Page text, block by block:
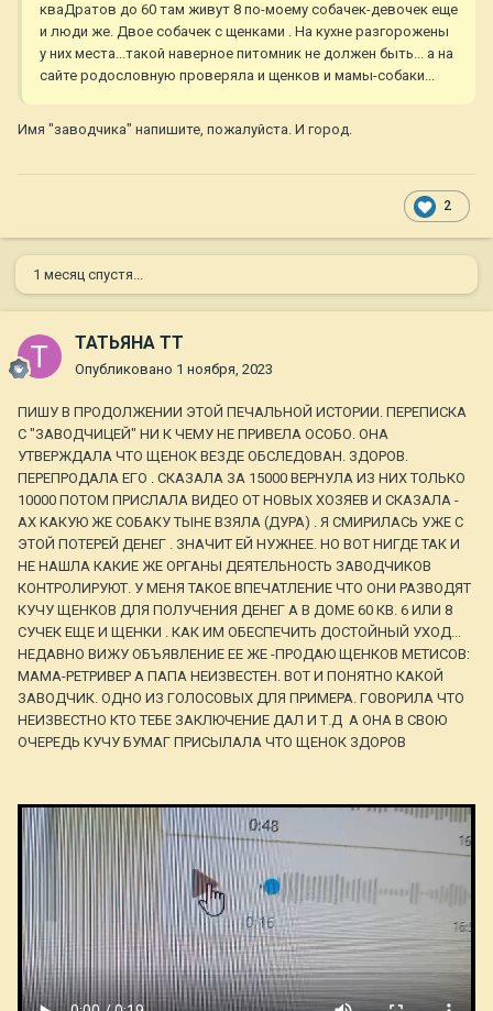
кваДратов до 60 там живут 8 по-моему собачек-девочек еще
и люди же. Двое собачек с щенками . На кухне разгорожены
у них места...такой наверное питомник не должен быть... а на
сайте родословную проверяла и щенков и мамы-собаки...
Имя "заводчика" напишите, пожалуйста. И город.
2
1 месяц спустя...
ТАТЬЯНА ТТ
Опубликовано 1 ноября, 2023
ПИШУ В ПРОДОЛЖЕНИИ ЭТОЙ ПЕЧАЛЬНОЙ ИСТОРИИ. ПЕРЕПИСКА
С "ЗАВОДЧИЦЕЙ" НИ К ЧЕМУ НЕ ПРИВЕЛА ОСОБО. ОНА
УТВЕРЖДАЛА ЧТО ЩЕНОК ВЕЗДЕ ОБСЛЕДОВАН. ЗДОРОВ.
ПЕРЕПРОДАЛА ЕГО . СКАЗАЛА ЗА 15000 ВЕРНУЛА ИЗ НИХ ТОЛЬКО
10000 ПОТОМ ПРИСЛАЛА ВИДЕО ОТ НОВЫХ ХОЗЯЕВ И СКАЗАЛА -
АХ КАКУЮ ЖЕ СОБАКУ ТЫНЕ ВЗЯЛА (ДУРА) . Я СМИРИЛАСЬ УЖЕ С
ЭТОЙ ПОТЕРЕЙ ДЕНЕГ . ЗНАЧИТ ЕЙ НУЖНЕЕ. НО ВОТ НИГДЕ ТАК И
НЕ НАШЛА КАКИЕ ЖЕ ОРГАНЫ ДЕЯТЕЛЬНОСТЬ ЗАВОДЧИКОВ
КОНТРОЛИРУЮТ. У МЕНЯ ТАКОЕ ВПЕЧАТЛЕНИЕ ЧТО ОНИ РАЗВОДЯТ
КУЧУ ЩЕНКОВ ДЛЯ ПОЛУЧЕНИЯ ДЕНЕГ А В ДОМЕ 60 КВ. 6 ИЛИ 8
СУЧЕК ЕЩЕ И ЩЕНКИ . КАК ИМ ОБЕСПЕЧИТЬ ДОСТОЙНЫЙ УХОД...
НЕДАВНО ВИЖУ ОБЪЯВЛЕНИЕ ЕЕ ЖЕ -ПРОДАЮ ЩЕНКОВ МЕТИСОВ:
МАМА-РЕТРИВЕР А ПАПА НЕИЗВЕСТЕН. ВОТ И ПОНЯТНО КАКОЙ
ЗАВОДЧИК. ОДНО ИЗ ГОЛОСОВЫХ ДЛЯ ПРИМЕРА. ГОВОРИЛА ЧТО
НЕИЗВЕСТНО КТО ТЕБЕ ЗАКЛЮЧЕНИЕ ДАЛ И Т.Д А ОНА В СВОЮ
ОЧЕРЕДЬ КУЧУ БУМАГ ПРИСЫЛАЛА ЧТО ЩЕНОК ЗДОРОВ